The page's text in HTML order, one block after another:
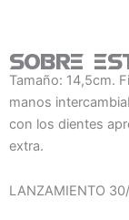
Sobre
Tamaño: 14,5cm.
manos
con los dientes
extra.
LANZAMIENTO